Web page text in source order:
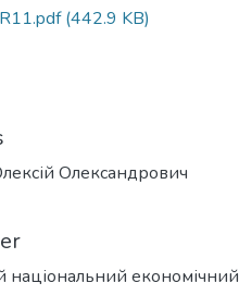
(442.9 KB)
Олександрович
національний економічний